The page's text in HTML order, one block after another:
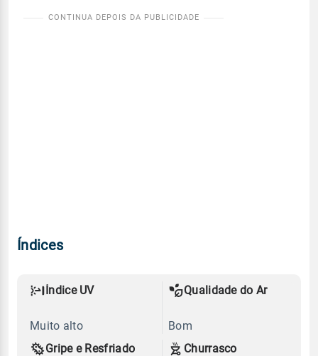
Índices
Índice UV
Muito alto
Qualidade do Ar
Bom
Gripe e Resfriado
Churrasco